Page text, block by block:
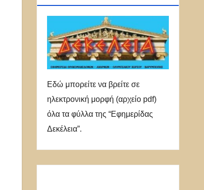
Εδώ μπορείτε να βρείτε σε
ηλεκτρονική μορφή (αρχείο pdf)
όλα τα φύλλα της “Εφημερίδας
Δεκέλεια”.